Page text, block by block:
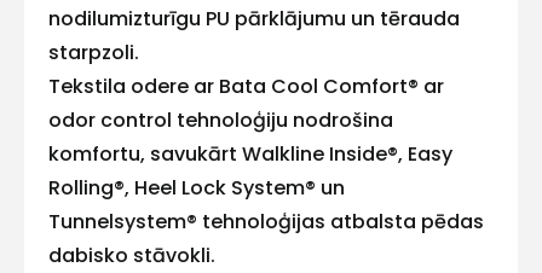
nodilumizturīgu PU pārklājumu un tērauda
starpzoli.
Tekstila odere ar Bata Cool Comfort® ar
odor control tehnoloģiju nodrošina
komfortu, savukārt Walkline Inside®, Easy
Rolling®, Heel Lock System® un
Tunnelsystem® tehnoloģijas atbalsta pēdas
dabisko stāvokli.
Ziņojums